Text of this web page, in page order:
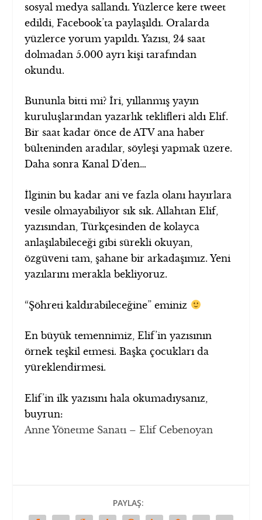
sosyal medya sallandı. Yüzlerce kere tweet
edildi, Facebook’ta paylaşıldı. Oralarda
yüzlerce yorum yapıldı. Yazısı, 24 saat
dolmadan 5.000 ayrı kişi tarafından
okundu.
Bununla bitti mi? İri, yıllanmış yayın
kuruluşlarından yazarlık teklifleri aldı Elif.
Bir saat kadar önce de ATV ana haber
bülteninden aradılar, söyleşi yapmak üzere.
Daha sonra Kanal D’den…
İlginin bu kadar ani ve fazla olanı hayırlara
vesile olmayabiliyor sık sık. Allahtan Elif,
yazısından, Türkçesinden de kolayca
anlaşılabileceği gibi sürekli okuyan,
özgüveni tam, şahane bir arkadaşımız. Yeni
yazılarını merakla bekliyoruz.
“Şöhreti kaldırabileceğine” eminiz
En büyük temennimiz, Elif’in yazısının
örnek teşkil etmesi. Başka çocukları da
yüreklendirmesi.
Elif’in ilk yazısını hala okumadıysanız,
buyrun:
Anne Yönetme Sanatı – Elif Cebenoyan
PAYLAŞ: